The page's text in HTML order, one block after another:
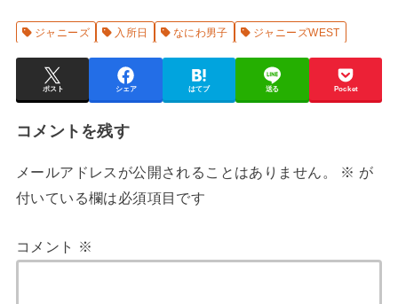
ジャニーズ 入所日 なにわ男子 ジャニーズWEST
ポスト シェア はてブ 送る Pocket
コメントを残す
メールアドレスが公開されることはありません。 ※ が
付いている欄は必須項目です
コメント ※